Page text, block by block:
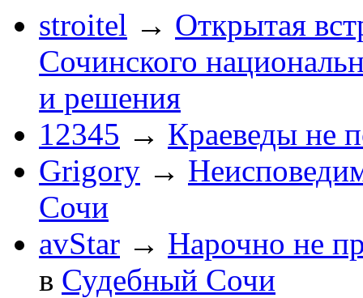
stroitel → Открытая
Сочинского
и решения
12345 → Краеведы не
Grigory →
Сочи
avStar → Нарочно не
в Судебный Сочи